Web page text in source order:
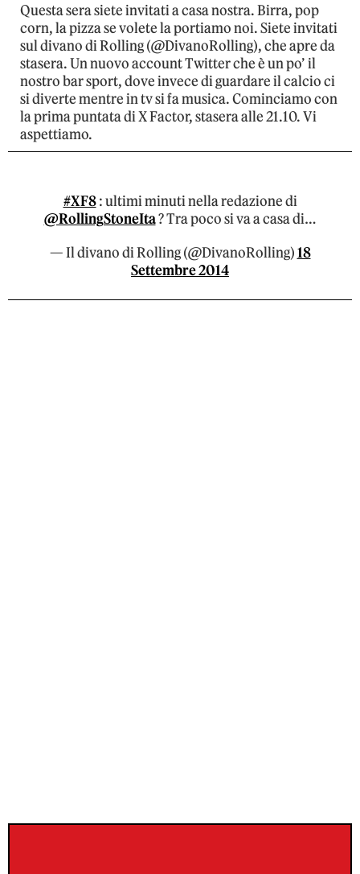
Questa sera siete invitati a casa nostra. Birra, pop
corn, la pizza se volete la portiamo noi. Siete invitati
sul divano di Rolling (@DivanoRolling), che apre da
stasera. Un nuovo account Twitter che è un po’ il
nostro bar sport, dove invece di guardare il calcio ci
si diverte mentre in tv si fa musica. Cominciamo con
la prima puntata di X Factor, stasera alle 21.10. Vi
aspettiamo.
#XF8: ultimi minuti nella redazione di
@RollingStoneIta? Tra poco si va a casa di…
— Il divano di Rolling (@DivanoRolling)18
Settembre 2014